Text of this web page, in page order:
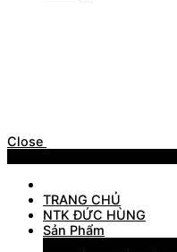
Close
TRANG CHỦ
NTK ĐỨC HÙNG
Sản Phẩm